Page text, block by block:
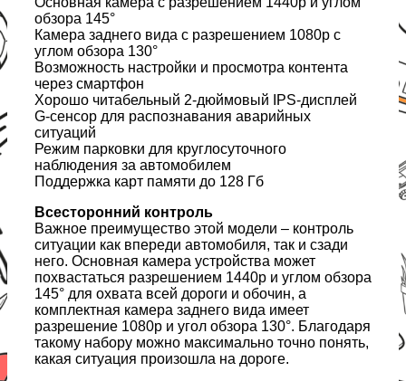
обзора 145°
Камера заднего вида с разрешением 1080p с
углом обзора 130°
Возможность настройки и просмотра контента
через смартфон
Хорошо читабельный 2-дюймовый IPS-дисплей
G-сенсор для распознавания аварийных
ситуаций
Режим парковки для круглосуточного
наблюдения за автомобилем
Поддержка карт памяти до 128 Гб
Всесторонний контроль
Важное преимущество этой модели – контроль
ситуации как впереди автомобиля, так и сзади
него. Основная камера устройства может
похвастаться разрешением 1440p и углом обзора
145° для охвата всей дороги и обочин, а
комплектная камера заднего вида имеет
разрешение 1080p и угол обзора 130°. Благодаря
такому набору можно максимально точно понять,
какая ситуация произошла на дороге.